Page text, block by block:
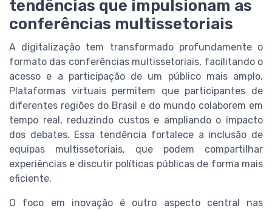
tendências que impulsionam as
conferências multissetoriais
A digitalização tem transformado profundamente o
formato das conferências multissetoriais, facilitando o
acesso e a participação de um público mais amplo.
Plataformas virtuais permitem que participantes de
diferentes regiões do Brasil e do mundo colaborem em
tempo real, reduzindo custos e ampliando o impacto
dos debates. Essa tendência fortalece a inclusão de
equipas multissetoriais, que podem compartilhar
experiências e discutir políticas públicas de forma mais
eficiente.
O foco em inovação é outro aspecto central nas